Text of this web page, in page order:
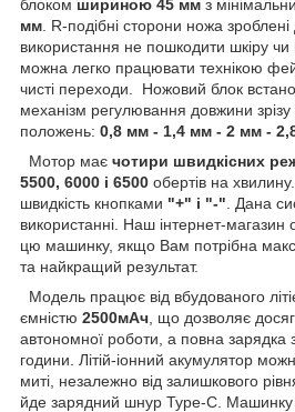
блоком шириною 45 мм з
мм . R-подібні сторони ножа
використання не пошкодити шкіру
можна легко працювати технікою
чисті переходи. Ножовий блок
механізм регулювання довжини
положень: 0,8 мм - 1,4 мм - 2 мм -
Мотор має чотири швидкісних
5500, 6000 і 6500 обертів на
швидкість кнопками "+" і "-" . Дана
використанні. Наш інтернет-
цю машинку, якщо Вам потрібна
та найкращий результат.
Модель працює від вбудованого
ємністю 2500мАч , що дозволяє
автономної роботи, а повна зарядка
години. Літій-іонний акумулятор
миті, незалежно від залишкового
йде зарядний шнур Type-C. Машинку